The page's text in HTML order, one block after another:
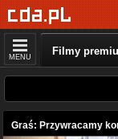
MENU Filmy
Graś: Przywracamy